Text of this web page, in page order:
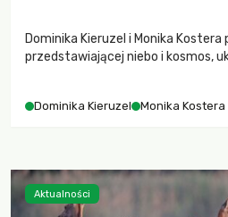
Dominika Kieruzel i Monika
przedstawiającej niebo i kosmos,
Dominika Kieruzel Monika Kostera
Aktualności